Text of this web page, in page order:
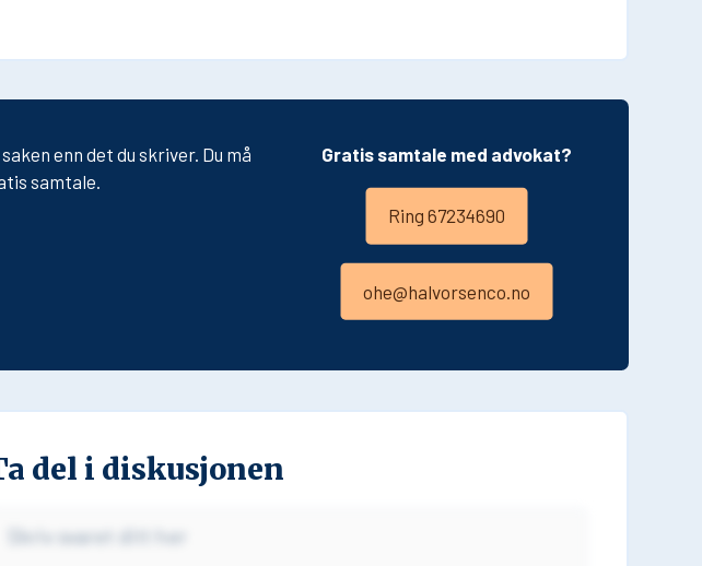
enn det du skriver. Du må
samtale.
Gratis samtale med advokat?
Ring 67234690
ohe@halvorsenco.no
del i diskusjonen